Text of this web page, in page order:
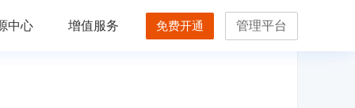
中心 增值服务 免费开通 管理平台